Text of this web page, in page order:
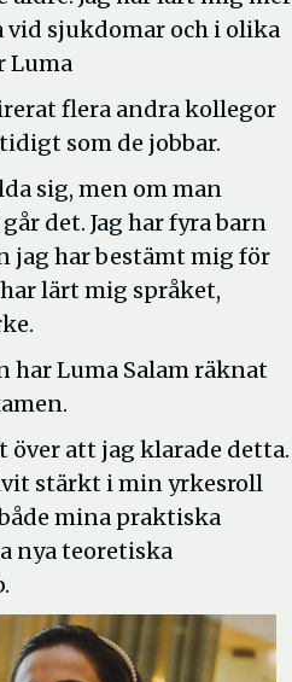
sjukdomar och i olika
Luma
flera andra kollegor
som de jobbar.
sig, men om man
det. Jag har fyra barn
jag har bestämt mig för
lärt mig språket,
har Luma Salam räknat
över att jag klarade detta.
stärkt i min yrkesroll
mina praktiska
nya teoretiska